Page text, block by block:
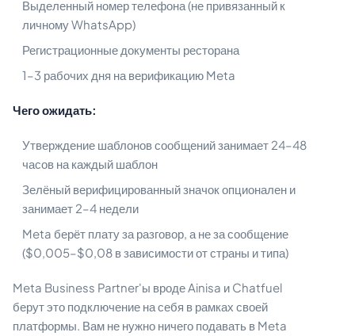
Выделенный номер телефона (не привязанный к
личному WhatsApp)
Регистрационные документы ресторана
1–3 рабочих дня на верификацию Meta
Чего ожидать:
Утверждение шаблонов сообщений занимает 24–48
часов на каждый шаблон
Зелёный верифицированный значок опционален и
занимает 2–4 недели
Meta берёт плату за разговор, а не за сообщение
($0,005–$0,08 в зависимости от страны и типа)
Meta Business Partner'ы вроде Ainisa и Chatfuel
берут это подключение на себя в рамках своей
платформы. Вам не нужно ничего подавать в Meta